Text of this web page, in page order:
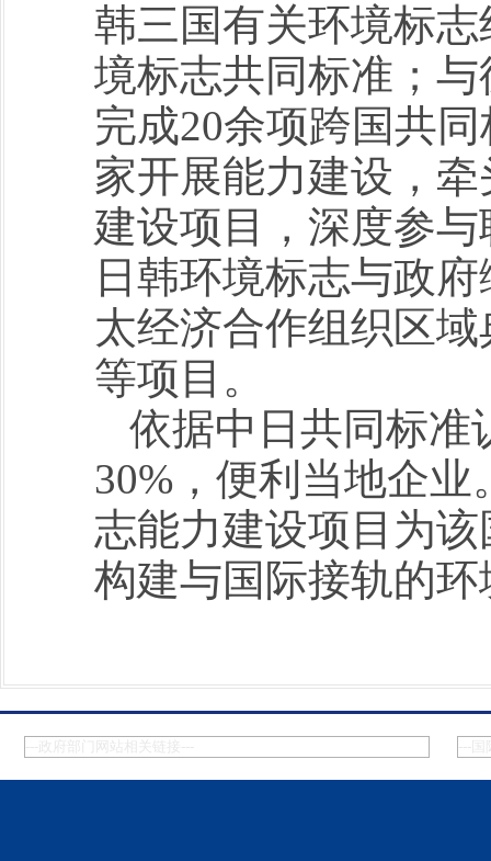
韩三国有关环境标
境标志共同标准；
完成20余项跨国共
家开展能力建设，
建设项目，深度参
日韩环境标志与政
太经济合作组织区
等项目。
依据中日共同标准
30%，便利当地企
志能力建设项目为
构建与国际接轨的